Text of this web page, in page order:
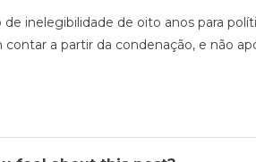
inelegibilidade de oito anos para
a partir da condenação, e não